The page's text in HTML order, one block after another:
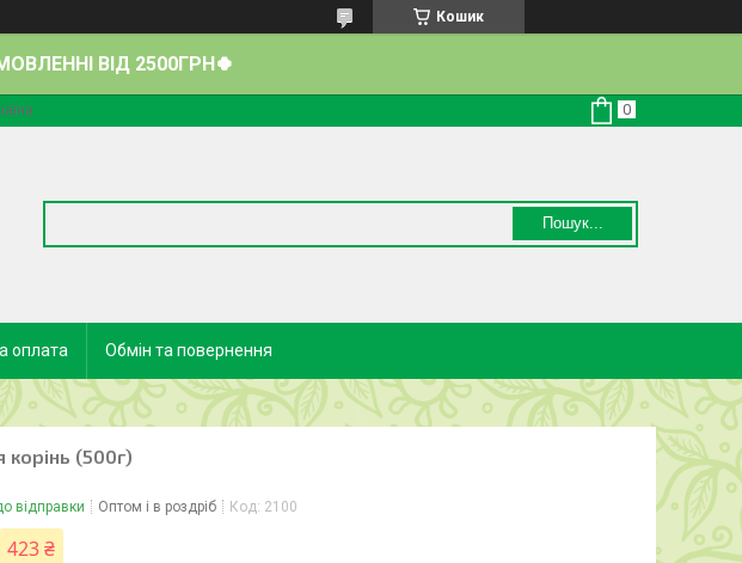
Кошик
ВІД 2500ГРН🍀
Пошук...
оплата Обмін та повернення
корінь (500г)
відправки Оптом і в роздріб Код: 2100
423 ₴